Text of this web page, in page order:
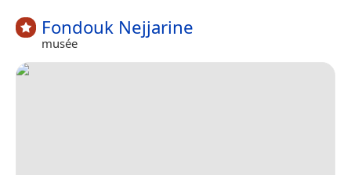
Fondouk Nejjarine
musée